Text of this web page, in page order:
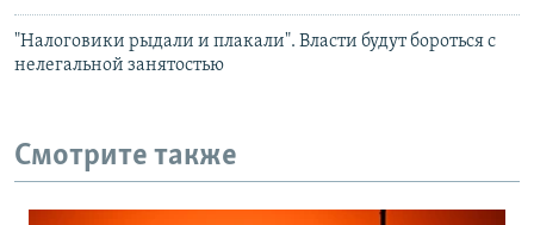
"Налоговики рыдали и плакали". Власти будут бороться с
нелегальной занятостью
Смотрите также